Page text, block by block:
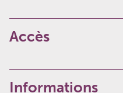
Accès
Informations